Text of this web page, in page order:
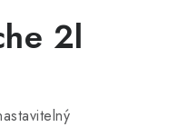
2l